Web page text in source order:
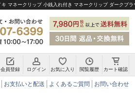
キ マネークリップ 小銭入れ付き マネークリップ ダークブラ
会員登録 ログイン お気に入り 閲覧履歴 カート確認
お支払いと配送 よくあるご質問 お問い合わせ